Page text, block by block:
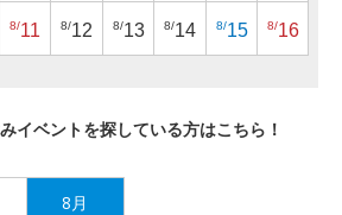
8/11 8/12 8/13 8/14 8/15 8/16
イベントを探している方はこちら！
8月